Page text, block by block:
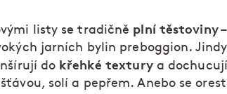
listy se tradičně plní těstoviny
jarních bylin preboggion.
do křehké texturya
solí a pepřem. Anebo se